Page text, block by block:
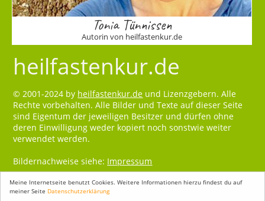
Meine Internetseite benutzt Cookies. Weitere Informationen hierzu findest du auf
meiner Seite Datenschutzerklärung
Tonia Tünnissen
Autorin von heilfastenkur.de
heilfastenkur.de
© 2001-2024 by heilfastenkur.de und Lizenzgebern. Alle
Rechte vorbehalten. Alle Bilder und Texte auf dieser Seite
sind Eigentum der jeweiligen Besitzer und dürfen ohne
deren Einwilligung weder kopiert noch sonstwie weiter
verwendet werden.
Bildernachweise siehe: Impressum